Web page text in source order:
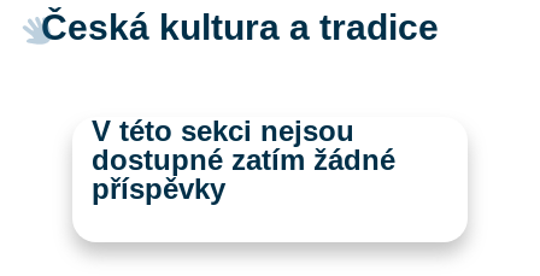
Česká kultura a tradice
V této sekci nejsou
dostupné zatím žádné
příspěvky